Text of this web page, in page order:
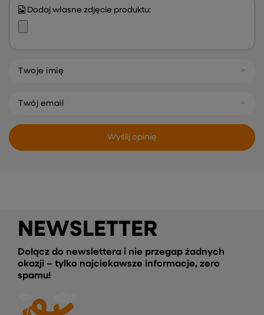
Dodaj własne zdjęcie produktu:
Twoje imię
Twój email
Wyślij opinię
NEWSLETTER
Dołącz do newslettera i nie przegap żadnych
okazji – tylko najciekawsze informacje, zero
spamu!